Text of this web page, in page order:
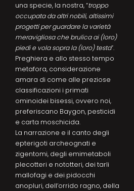
una specie, la nostra, “troppo
occupata da altri nobili, altissimi
progetti per guardare la varietà
meravigliosa che brulica ai (loro)
piedi e vola sopra la (loro) testa”.
Preghiera e allo stesso tempo
metafora, considerazione
amara di come alle preziose
classificazioni i primati
ominoidei bisessi, ovvero noi,
preferiscano Baygon, pesticidi
e carta moschicida.
La narrazione e il canto degli
epterigoti archeognati e
zigentomi, degli emimetaboli
plecotteri e nototteri, dei tarli
mallofagi e dei pidocchi
anopluri, dell’orrido ragno, della